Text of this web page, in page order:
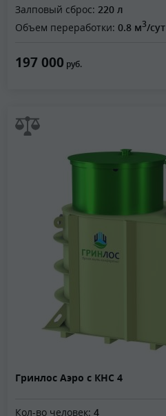
Залповый сброс: 220 л
Объем переработки: 0.8 м3/сут
197 000 руб.
Гринлос Аэро с КНС 4
Кол-во человек: 4